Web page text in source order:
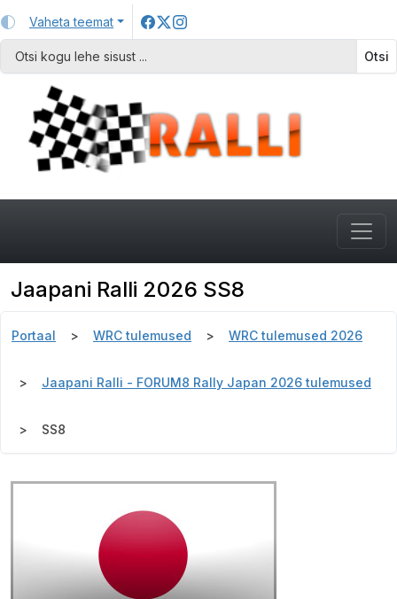
Vaheta teemat
Otsi
Jaapani Ralli 2026 SS8
Portaal WRC tulemused WRC tulemused 2026
Jaapani Ralli - FORUM8 Rally Japan 2026 tulemused
SS8